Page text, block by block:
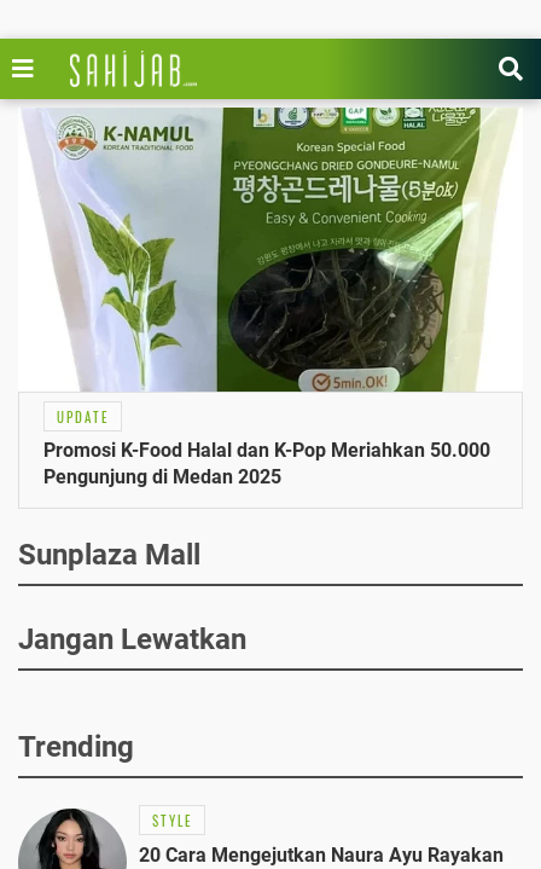
UPDATE
Promosi K-Food Halal dan K-Pop Meriahkan 50.000
Pengunjung di Medan 2025
Sunplaza Mall
Jangan Lewatkan
Trending
STYLE
20 Cara Mengejutkan Naura Ayu Rayakan